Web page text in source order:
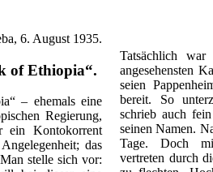
6. August 1935.
of Ethiopia“.
– ehemals eine
Regierung,
ein Kontokorrent
das
stelle sich vor:
Tatsächlich
angesehensten
seien
bereit. So
schrieb auch
seinen Namen.
Tage. Doch
vertreten durch